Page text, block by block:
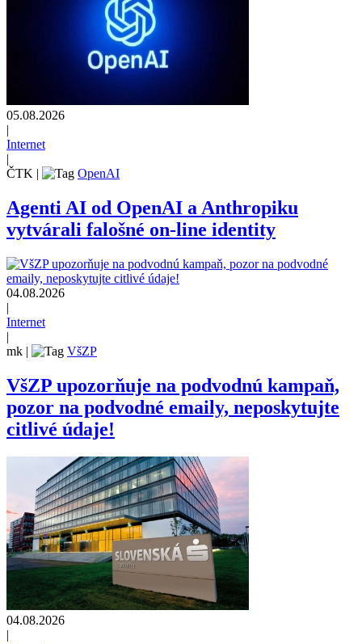
05.08.2026
|
Internet
|
ČTK | OpenAI
Agenti AI od OpenAI a Anthropiku
vytvárali falošné on-line identity
04.08.2026
|
Internet
|
mk | VšZP
VšZP upozorňuje na podvodnú kampaň,
pozor na podvodné emaily, neposkytujte
citlivé údaje!
04.08.2026
|